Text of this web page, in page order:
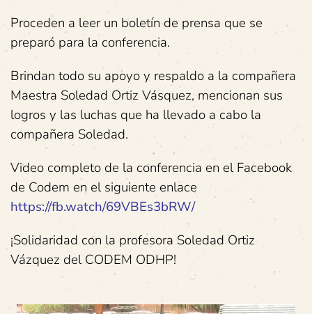
Proceden a leer un boletín de prensa que se
preparó para la conferencia.
Brindan todo su apoyo y respaldo a la compañera
Maestra Soledad Ortiz Vásquez, mencionan sus
logros y las luchas que ha llevado a cabo la
compañera Soledad.
Video completo de la conferencia en el Facebook
de Codem en el siguiente enlace
https://fb.watch/69VBEs3bRW/
¡Solidaridad con la profesora Soledad Ortiz
Vázquez del CODEM ODHP!